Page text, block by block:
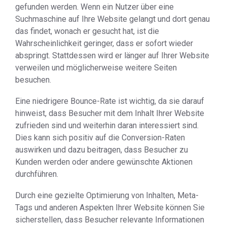
gefunden werden. Wenn ein Nutzer über eine
Suchmaschine auf Ihre Website gelangt und dort genau
das findet, wonach er gesucht hat, ist die
Wahrscheinlichkeit geringer, dass er sofort wieder
abspringt. Stattdessen wird er länger auf Ihrer Website
verweilen und möglicherweise weitere Seiten
besuchen.
Eine niedrigere Bounce-Rate ist wichtig, da sie darauf
hinweist, dass Besucher mit dem Inhalt Ihrer Website
zufrieden sind und weiterhin daran interessiert sind.
Dies kann sich positiv auf die Conversion-Raten
auswirken und dazu beitragen, dass Besucher zu
Kunden werden oder andere gewünschte Aktionen
durchführen.
Durch eine gezielte Optimierung von Inhalten, Meta-
Tags und anderen Aspekten Ihrer Website können Sie
sicherstellen, dass Besucher relevante Informationen